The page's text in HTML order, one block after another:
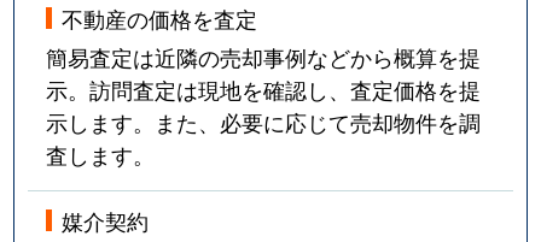
不動産の価格を査定
簡易査定は近隣の売却事例などから概算を提
示。訪問査定は現地を確認し、査定価格を提
示します。また、必要に応じて売却物件を調
査します。
媒介契約